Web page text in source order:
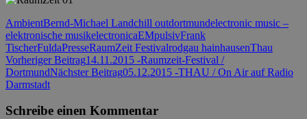
AmbientBernd-Michael Landchill outdortmundelectronic music –
elektronische musikelectronicaEMpulsivFrank
TischerFuldaPresseRaumZeit Festivalrodgau hainhausenThau
Beitrags-
Navigation
Vorheriger Beitrag14.11.2015 -Raumzeit-Festival /
DortmundNächster Beitrag05.12.2015 -THAU / On Air auf Radio
Darmstadt
Schreibe einen Kommentar